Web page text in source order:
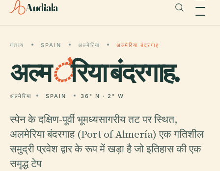
Audiala
गंतव्य SPAIN अल्मेरिया अल्मेरिया बंदरगाह
अल्मेरिया बंदरगाह.
अल्मेरिया SPAIN 36° N · 2° W
स्पेन के दक्षिण-पूर्वी भूमध्यसागरीय तट पर स्थित,
अलमेरिया बंदरगाह (Port of Almería) एक गतिशील
समुद्री प्रवेश द्वार के रूप में खड़ा है जो इतिहास की एक
समृद्ध टेप